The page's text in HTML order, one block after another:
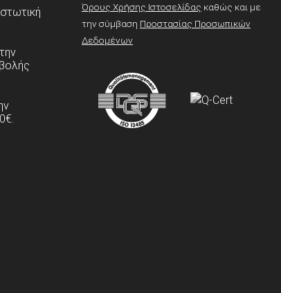
Όρους Χρήσης Ιστοσελίδας καθώς και με
την σύμβαση Προστασίας Προσωπικών
Δεδομένων